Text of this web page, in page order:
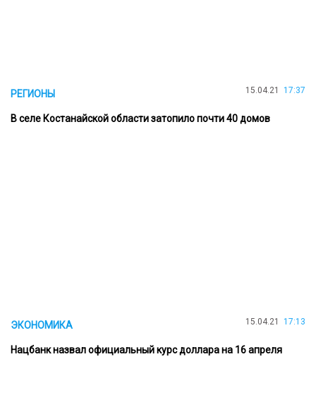
РЕГИОНЫ 15.04.21 17:37
В селе Костанайской области затопило почти 40 домов
ЭКОНОМИКА 15.04.21 17:13
Нацбанк назвал официальный курс доллара на 16 апреля